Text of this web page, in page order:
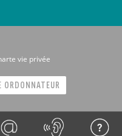
vie privée
ORDONNATEUR